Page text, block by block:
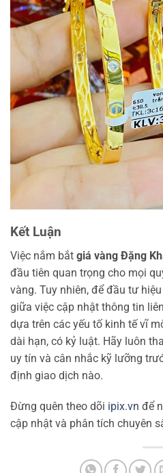
Kết Luận
Việc nắm bắt giá vàng Đặng
đầu tiên quan trọng cho mọi
vàng. Tuy nhiên, để đầu tư
giữa việc cập nhật thông tin
dựa trên các yếu tố kinh tế vĩ
dài hạn, có kỷ luật. Hãy luôn
uy tín và cân nhắc kỹ lưỡng
định giao dịch nào.
Đừng quên theo dõi ipix.vn để
cập nhật và phân tích chuyên